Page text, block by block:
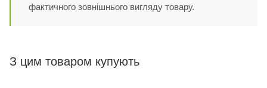
фактичного зовнішнього вигляду товару.
З цим товаром купують